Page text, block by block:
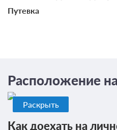
Путевка
Расположение
Раскрыть
Как доехать на